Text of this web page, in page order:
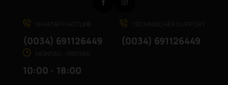
(0034) 691126449 (0034) 691126449
10:00 - 18:00
Facebook